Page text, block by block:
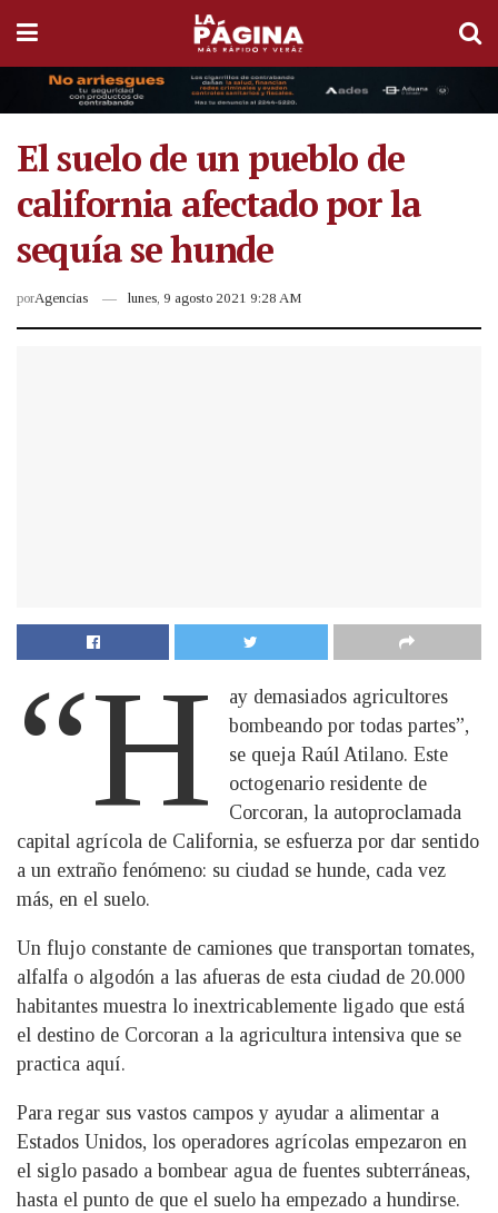
El suelo de un pueblo de
california afectado por la
sequía se hunde
porAgencias lunes, 9 agosto 2021 9:28 AM
“H
ay demasiados agricultores
bombeando por todas partes”,
se queja Raúl Atilano. Este
octogenario residente de
Corcoran, la autoproclamada
capital agrícola de California, se esfuerza por dar sentido
a un extraño fenómeno: su ciudad se hunde, cada vez
más, en el suelo.
Un flujo constante de camiones que transportan tomates,
alfalfa o algodón a las afueras de esta ciudad de 20.000
habitantes muestra lo inextricablemente ligado que está
el destino de Corcoran a la agricultura intensiva que se
practica aquí.
Para regar sus vastos campos y ayudar a alimentar a
Estados Unidos, los operadores agrícolas empezaron en
el siglo pasado a bombear agua de fuentes subterráneas,
hasta el punto de que el suelo ha empezado a hundirse.